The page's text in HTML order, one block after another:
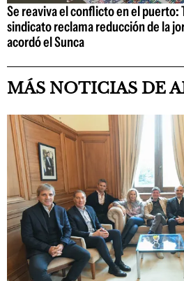
Se reaviva el conflicto en el puerto:
sindicato reclama reducción de la
acordó el Sunca
MÁS NOTICIAS DE